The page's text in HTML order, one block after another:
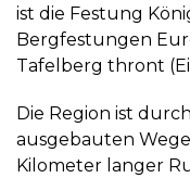
ist die Festung
Bergfestungen
Tafelberg thront
Die Region ist
ausgebauten
Kilometer langer